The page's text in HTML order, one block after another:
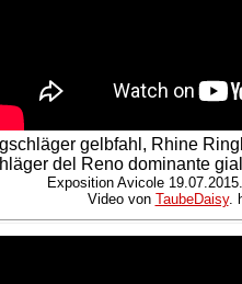
gelbfahl, Rhine
del Reno dominante
Exposition Avicole
Video von TaubeDaisy.